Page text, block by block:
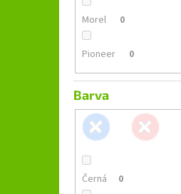
Morel 0
Pioneer 0
Barva
Černá 0